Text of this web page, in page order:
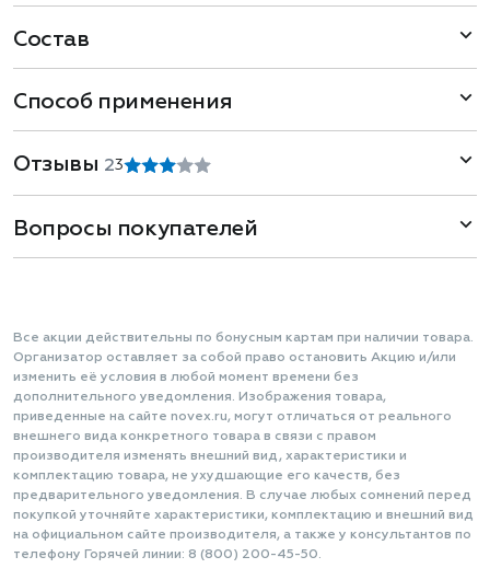
Состав
Способ применения
Отзывы 23
Вопросы покупателей
Все акции действительны по бонусным картам при наличии товара.
Организатор оставляет за собой право остановить Акцию и/или
изменить её условия в любой момент времени без
дополнительного уведомления. Изображения товара,
приведенные на сайте novex.ru, могут отличаться от реального
внешнего вида конкретного товара в связи с правом
производителя изменять внешний вид, характеристики и
комплектацию товара, не ухудшающие его качеств, без
предварительного уведомления. В случае любых сомнений перед
покупкой уточняйте характеристики, комплектацию и внешний вид
на официальном сайте производителя, а также у консультантов по
телефону Горячей линии: 8 (800) 200-45-50.